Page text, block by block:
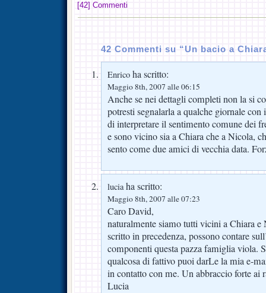
[42] Commenti
42 Commenti su “Un bacio a
Enrico ha scritto:
Maggio 8th, 2007 alle 06:15
Anche se nei dettagli completi non la si
potresti segnalarla a qualche giornale
di interpretare il sentimento comune dei
e sono vicino sia a Chiara che a Nicola,
sento come due amici di vecchia data.
luciaha scritto:
Maggio 8th, 2007 alle 07:23
Caro David,
naturalmente siamo tutti vicini a Chiara e
scritto in precedenza, possono contare
componenti questa pazza famiglia viola.
qualcosa di fattivo puoi darLe la mia e-
in contatto con me. Un abbraccio forte ai
Lucia